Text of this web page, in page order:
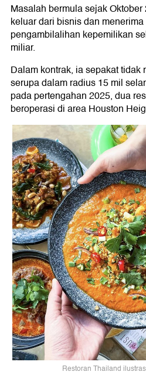
Masalah bermula sejak
keluar dari bisnis dan
pengambilalihan kepemilikan
miliar.
Dalam kontrak, ia sepakat tidak
serupa dalam radius 15 mil
pada pertengahan 2025, dua
beroperasi di area Houston
Restoran Thailand